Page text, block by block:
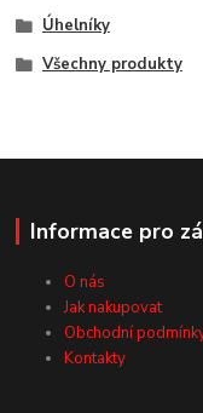
Úhelníky
Všechny produkty
Informace pro
O nás
Jak nakupovat
Obchodní
Kontakty